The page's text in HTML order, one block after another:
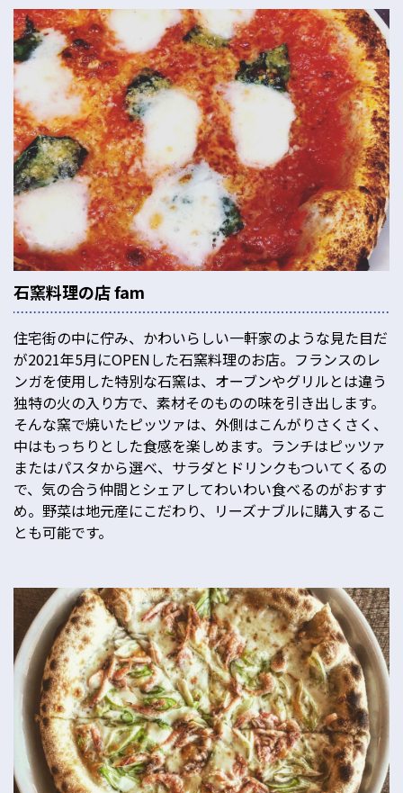
石窯料理の店 fam
住宅街の中に佇み、かわいらしい一軒家のような見た目だ
が2021年5月にOPENした石窯料理のお店。フランスのレ
ンガを使用した特別な石窯は、オーブンやグリルとは違う
独特の火の入り方で、素材そのものの味を引き出します。
そんな窯で焼いたピッツァは、外側はこんがりさくさく、
中はもっちりとした食感を楽しめます。ランチはピッツァ
またはパスタから選べ、サラダとドリンクもついてくるの
で、気の合う仲間とシェアしてわいわい食べるのがおすす
め。野菜は地元産にこだわり、リーズナブルに購入するこ
とも可能です。